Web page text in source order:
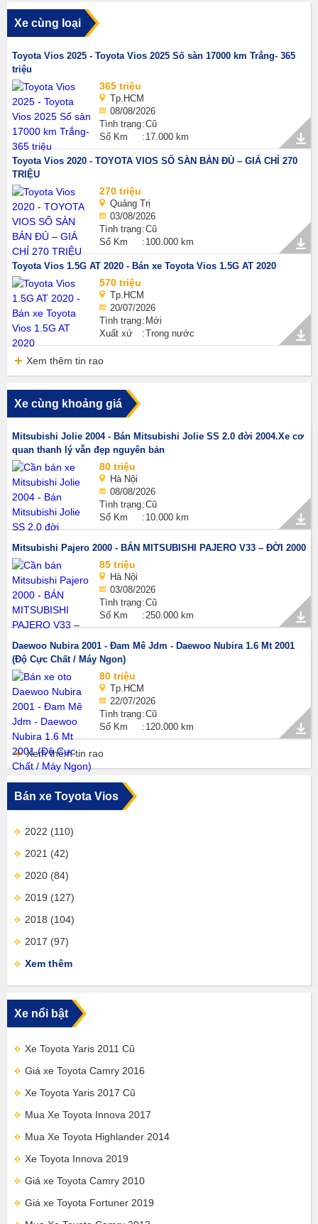
Xe cùng loại
Toyota Vios 2025 - Toyota Vios 2025 Số sàn 17000 km Trắng- 365
triệu
365 triệu
Tp.HCM
08/08/2026
Tình trạng Cũ
Số Km
17.000 km
Toyota Vios 2020 - TOYOTA VIOS SỐ SÀN BẢN ĐỦ – GIÁ CHỈ 270
TRIỆU
270 triệu
Quảng Trị
03/08/2026
Tình trạng Cũ
Số Km
100.000 km
Toyota Vios 1.5G AT 2020 - Bán xe Toyota Vios 1.5G AT 2020
570 triệu
Tp.HCM
20/07/2026
Tình trạng Mới
Xuất xứ
Trong nước
Xem thêm tin rao
Xe cùng khoảng giá
Mitsubishi Jolie 2004 - Bán Mitsubishi Jolie SS 2.0 đời 2004.Xe cơ
quan thanh lý vẫn đẹp nguyên bản
80 triệu
Hà Nội
08/08/2026
Tình trạng Cũ
Số Km
10.000 km
Mitsubishi Pajero 2000 - BÁN MITSUBISHI PAJERO V33 – ĐỜI 2000
85 triệu
Hà Nội
03/08/2026
Tình trạng Cũ
Số Km
250.000 km
Daewoo Nubira 2001 - Đam Mê Jdm - Daewoo Nubira 1.6 Mt 2001
(Độ Cực Chất / Máy Ngon)
80 triệu
Tp.HCM
22/07/2026
Tình trạng Cũ
Số Km
120.000 km
Xem thêm tin rao
Bán xe Toyota Vios
2022 (110)
2021 (42)
2020 (84)
2019 (127)
2018 (104)
2017 (97)
Xem thêm
Xe nổi bật
Xe Toyota Yaris 2011 Cũ
Giá xe Toyota Camry 2016
Xe Toyota Yaris 2017 Cũ
Mua Xe Toyota Innova 2017
Mua Xe Toyota Highlander 2014
Xe Toyota Innova 2019
Giá xe Toyota Camry 2010
Giá xe Toyota Fortuner 2019